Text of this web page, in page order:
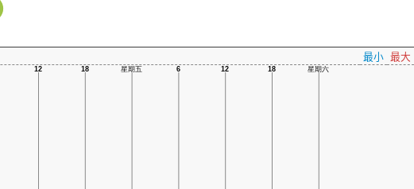
最小 最大